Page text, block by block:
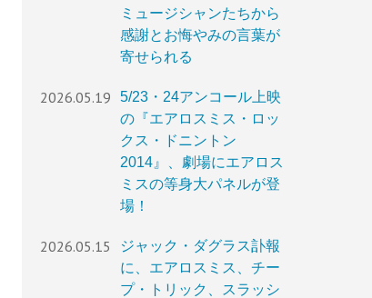
ミュージシャンたちから
感謝とお悔やみの言葉が
寄せられる
2026.05.19
5/23・24アンコール上映
の『エアロスミス・ロッ
クス・ドニントン
2014』、劇場にエアロス
ミスの等身大パネルが登
場！
2026.05.15
ジャック・ダグラス訃報
に、エアロスミス、チー
プ・トリック、スラッシ